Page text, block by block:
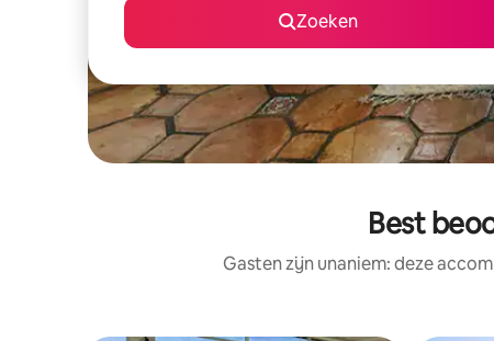
Zoeken
Best
Gasten zijn unaniem: deze